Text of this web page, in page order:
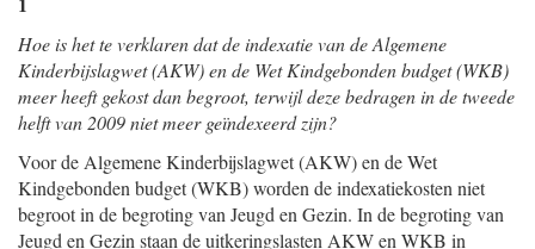
Hoe is het te verklaren dat de indexatie van de Algemene
Kinderbijslagwet (AKW) en de Wet Kindgebonden budget (WKB)
meer heeft gekost dan begroot, terwijl deze bedragen in de tweede
helft van 2009 niet meer geïndexeerd zijn?
Voor de Algemene Kinderbijslagwet (AKW) en de Wet
Kindgebonden budget (WKB) worden de indexatiekosten niet
begroot in de begroting van Jeugd en Gezin. In de begroting van
Jeugd en Gezin staan de uitkeringslasten AKW en WKB in